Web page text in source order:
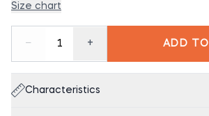
Size chart
− 1 + ADD
Characteristics